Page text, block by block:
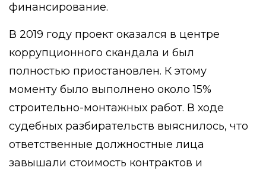
финансирование.
В 2019 году проект оказался в центре
коррупционного скандала и был
полностью приостановлен. К этому
моменту было выполнено около 15%
строительно-монтажных работ. В ходе
судебных разбирательств выяснилось, что
ответственные должностные лица
завышали стоимость контрактов и